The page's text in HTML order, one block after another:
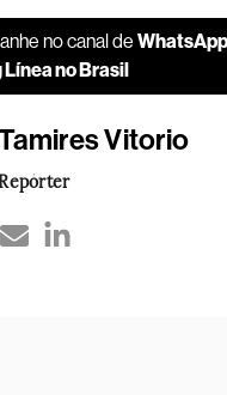
no canal de
no Brasil
Vitorio